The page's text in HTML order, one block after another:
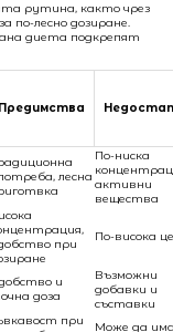
рутина, както чрез
по-лесно дозиране.
диета подкрепят
Предимства
лесна
По-ниска
активни
вещества
при
По-висока
и
доза
Възможни
добавки и
съставки
при
Може да